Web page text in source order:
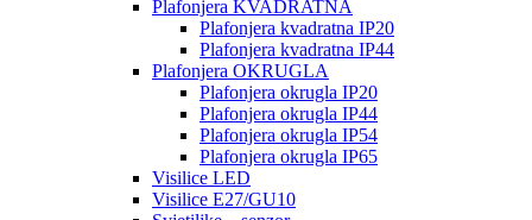
Plafonjera KVADRATNA
Plafonjera kvadratna IP20
Plafonjera kvadratna IP44
Plafonjera OKRUGLA
Plafonjera okrugla IP20
Plafonjera okrugla IP44
Plafonjera okrugla IP54
Plafonjera okrugla IP65
Visilice LED
Visilice E27/GU10